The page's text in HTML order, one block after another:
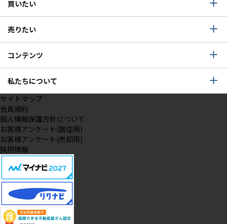
買いたい
売りたい
コンテンツ
私たちについて
サイトマップ
会員規約
個人情報保護方針について
お客様アンケート(居住用)
お客様アンケート(売却用)
採用情報